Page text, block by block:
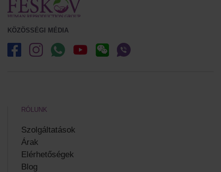
KÖZÖSSÉGI MÉDIA
RÓLUNK
Szolgáltatások
Árak
Elérhetőségek
Blog